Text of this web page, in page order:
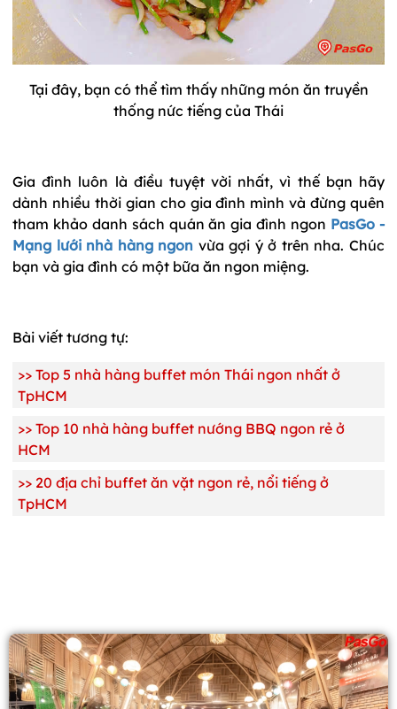
Tại đây, bạn có thể tìm thấy những món ăn truyền
thống nức tiếng của Thái
Gia đình luôn là điều tuyệt vời nhất, vì thế bạn hãy
dành nhiều thời gian cho gia đình mình và đừng quên
tham khảo danh sách quán ăn gia đình ngon PasGo -
Mạng lưới nhà hàng ngon vừa gợi ý ở trên nha. Chúc
bạn và gia đình có một bữa ăn ngon miệng.
Bài viết tương tự:
>> Top 5 nhà hàng buffet món Thái ngon nhất ở
TpHCM
>> Top 10 nhà hàng buffet nướng BBQ ngon rẻ ở
HCM
>> 20 địa chỉ buffet ăn vặt ngon rẻ, nổi tiếng ở
TpHCM